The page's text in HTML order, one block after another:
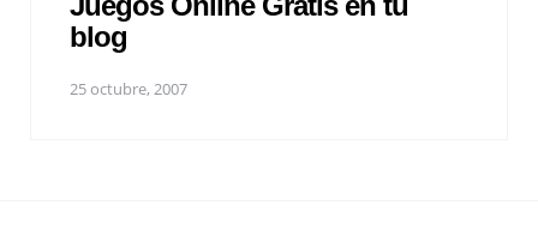
blog
25 octubre, 2007